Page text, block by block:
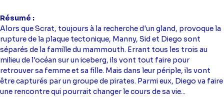
Résumé
Alors que Scrat, toujours à la recherche d'un gland, provoque la
rupture de la plaque tectonique, Manny, Sid et Diego sont
séparés de la famille du mammouth. Errant tous les trois au
milieu de l'océan sur un iceberg, ils vont tout faire pour
retrouver sa femme et sa fille. Mais dans leur périple, ils vont
être capturés par un groupe de pirates. Parmi eux, Diego va faire
une rencontre qui pourrait changer le cours de sa vie...